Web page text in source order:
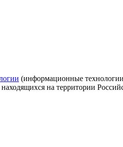
(информационные
на территории